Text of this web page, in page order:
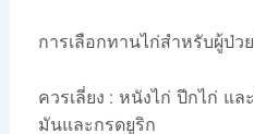
การเลือกทานไก่สำหรับผู้ป่ว
ควรเลี่ยง : หนังไก่ ปีกไก่ แล
มันและกรดยูริก